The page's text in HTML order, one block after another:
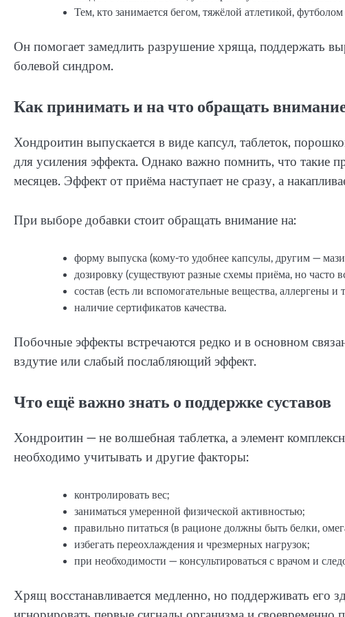
Тем, кто занимается бегом, тяжёлой атлетикой,
Он помогает замедлить разрушение хряща, поддержать
болевой синдром.
Как принимать и на что обращать
Хондроитин выпускается в виде капсул, таблеток,
для усиления эффекта. Однако важно помнить, что такие
месяцев. Эффект от приёма наступает не сразу, а
При выборе добавки стоит обращать внимание на:
форму выпуска (кому-то удобнее капсулы, другим —
дозировку (существуют разные схемы приёма, но часто
состав (есть ли вспомогательные вещества, аллергены и
наличие сертификатов качества.
Побочные эффекты встречаются редко и в основном
вздутие или слабый послабляющий эффект.
Что ещё важно знать о поддержке суставов
Хондроитин — не волшебная таблетка, а элемент
необходимо учитывать и другие факторы:
контролировать вес;
заниматься умеренной физической активностью;
правильно питаться (в рационе должны быть белки,
избегать переохлаждения и чрезмерных нагрузок;
при необходимости — консультироваться с врачом и
Хрящ восстанавливается медленно, но поддерживать его